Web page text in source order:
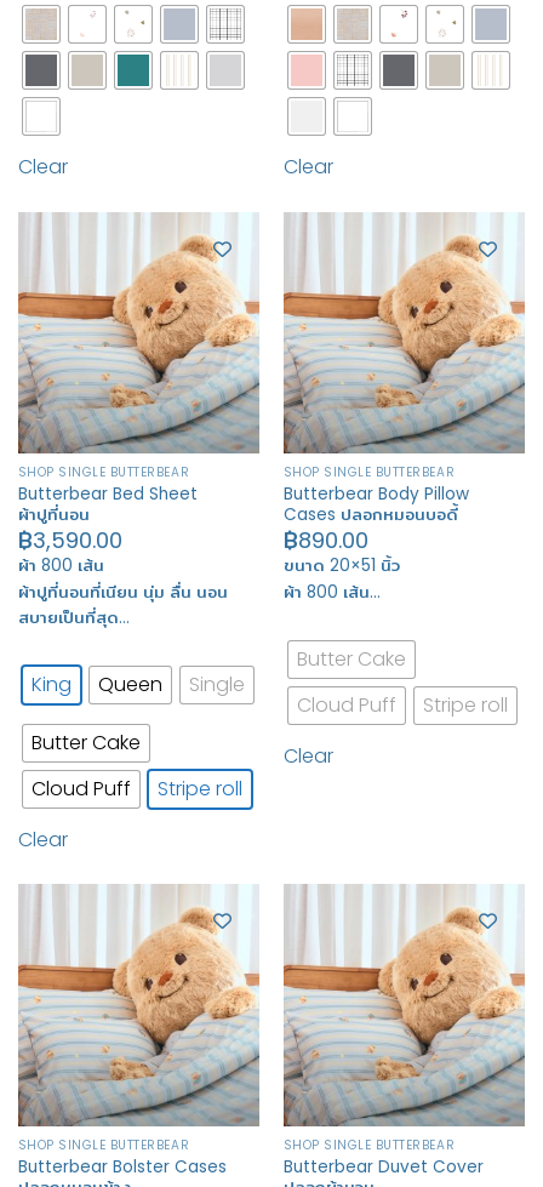
Clear Clear
SHOP SINGLE BUTTERBEAR
Butterbear Bed Sheet
ผ้าปูที่นอน
฿3,590.00
ผ้า 800 เส้น
ผ้าปูที่นอนที่เนียน นุ่ม ลื่น นอน
สบายเป็นที่สุด…
King Queen Single
Butter Cake
Cloud Puff
Stripe roll
Clear
SHOP SINGLE BUTTERBEAR
Butterbear Body Pillow
Cases ปลอกหมอนบอดี้
฿890.00
ขนาด 20×51 นิ้ว
ผ้า 800 เส้น…
Butter Cake
Cloud Puff
Stripe roll
Clear
SHOP SINGLE BUTTERBEAR
Butterbear Bolster Cases
SHOP SINGLE BUTTERBEAR
Butterbear Duvet Cover